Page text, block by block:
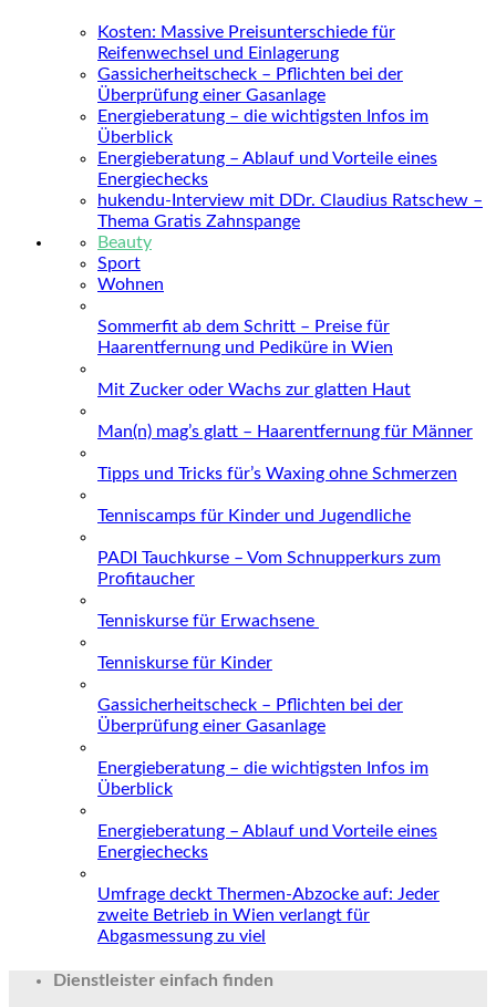
Kosten: Massive Preisunterschiede für
Reifenwechsel und Einlagerung
Gassicherheitscheck – Pflichten bei der
Überprüfung einer Gasanlage
Energieberatung – die wichtigsten Infos im
Überblick
Energieberatung – Ablauf und Vorteile eines
Energiechecks
hukendu-Interview mit DDr. Claudius Ratschew –
Thema Gratis Zahnspange
Beauty
Sport
Wohnen
Sommerfit ab dem Schritt – Preise für
Haarentfernung und Pediküre in Wien
Mit Zucker oder Wachs zur glatten Haut
Man(n) mag’s glatt – Haarentfernung für Männer
Tipps und Tricks für’s Waxing ohne Schmerzen
Tenniscamps für Kinder und Jugendliche
PADI Tauchkurse – Vom Schnupperkurs zum
Profitaucher
Tenniskurse für Erwachsene
Tenniskurse für Kinder
Gassicherheitscheck – Pflichten bei der
Überprüfung einer Gasanlage
Energieberatung – die wichtigsten Infos im
Überblick
Energieberatung – Ablauf und Vorteile eines
Energiechecks
Umfrage deckt Thermen-Abzocke auf: Jeder
zweite Betrieb in Wien verlangt für
Abgasmessung zu viel
Dienstleister einfach finden